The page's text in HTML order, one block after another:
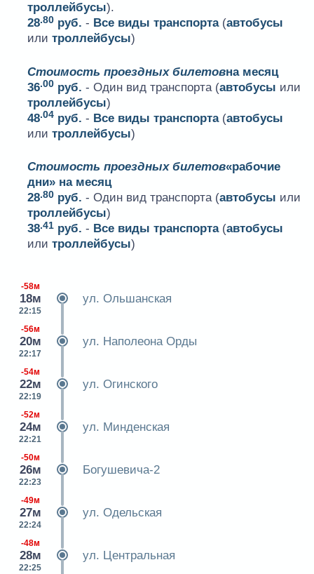
троллейбусы).
28.80 руб. - Все виды транспорта(автобусы
илитроллейбусы)
Стоимость проездных билетовна месяц
36.00 руб. - Один вид транспорта (автобусы или
троллейбусы)
48.04 руб. - Все виды транспорта(автобусы
илитроллейбусы)
Стоимость проездных билетов«рабочие
дни» на месяц
28.80 руб. - Один вид транспорта (автобусы или
троллейбусы)
38.41 руб. - Все виды транспорта(автобусы
илитроллейбусы)
-58м
18м
22:15
ул. Ольшанская
-56м
20м
22:17
ул. Наполеона Орды
-54м
22м
22:19
ул. Огинского
-52м
24м
22:21
ул. Минденская
-50м
26м
22:23
Богушевича-2
-49м
27м
22:24
ул. Одельская
-48м
28м
22:25
ул. Центральная